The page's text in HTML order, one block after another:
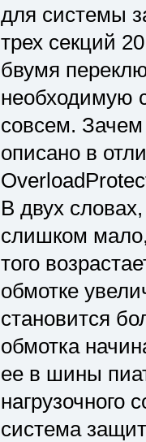
для системы
трех секций
бвумя
необходимую
совсем. Зачем
описано в
В двух
слишком мало,
того
обмотке
становится
обмотка
ее в шины
нагрузочного
система